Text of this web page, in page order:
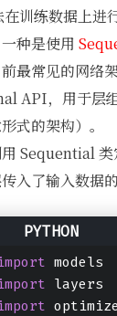
训练数据上进行
种是使用
最常见的网络
API，用于层
式的架构）。
Sequential
入了输入数据
models
layers